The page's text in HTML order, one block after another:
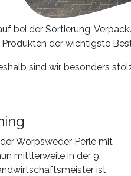
bei der Sortierung,
Produkten der wichtigste
sind wir besonders
Worpsweder Perle mit
mittlerweile in der 9.
ist